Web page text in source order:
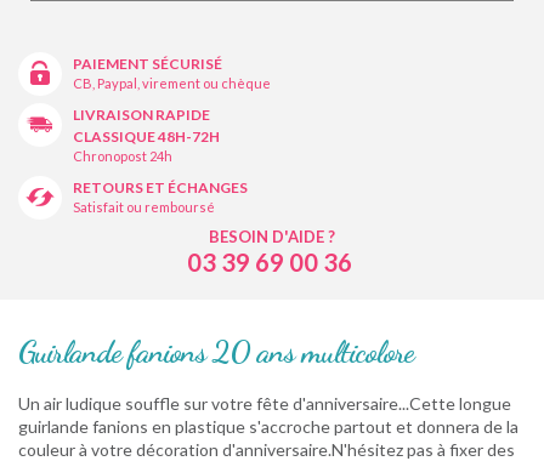
PAIEMENT SÉCURISÉ
CB, Paypal, virement ou chèque
LIVRAISON RAPIDE
CLASSIQUE 48H-72H
Chronopost 24h
RETOURS ET ÉCHANGES
Satisfait ou remboursé
BESOIN D'AIDE ?
03 39 69 00 36
Guirlande fanions 20 ans multicolore
Un air ludique souffle sur votre fête d'anniversaire...Cette longue
guirlande fanions en plastique s'accroche partout et donnera de la
couleur à votre décoration d'anniversaire.N'hésitez pas à fixer des